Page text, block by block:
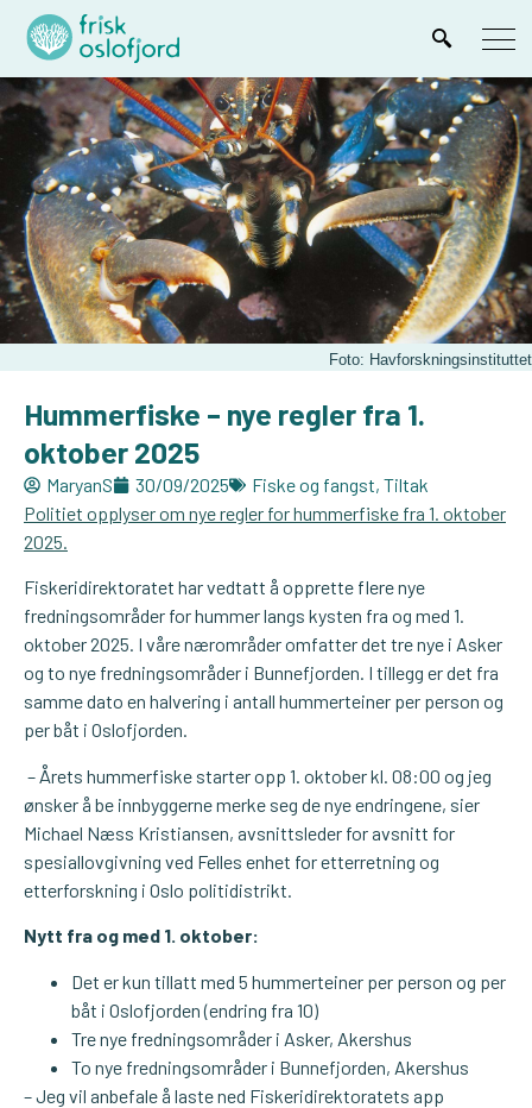
Foto: Havforskningsinstituttet
Hummerfiske – nye regler fra 1.
oktober 2025
MaryanS 30/09/2025 Fiske og fangst, Tiltak
Politiet opplyser om nye regler for hummerfiske fra 1. oktober
2025.
Fiskeridirektoratet har vedtatt å opprette flere nye
fredningsområder for hummer langs kysten fra og med 1.
oktober 2025. I våre nærområder omfatter det tre nye i Asker
og to nye fredningsområder i Bunnefjorden. I tillegg er det fra
samme dato en halvering i antall hummerteiner per person og
per båt i Oslofjorden.
– Årets hummerfiske starter opp 1. oktober kl. 08:00 og jeg
ønsker å be innbyggerne merke seg de nye endringene, sier
Michael Næss Kristiansen, avsnittsleder for avsnitt for
spesiallovgivning ved Felles enhet for etterretning og
etterforskning i Oslo politidistrikt.
Nytt fra og med 1. oktober:
Det er kun tillatt med 5 hummerteiner per person og per
båt i Oslofjorden (endring fra 10)
Tre nye fredningsområder i Asker, Akershus
To nye fredningsområder i Bunnefjorden, Akershus
– Jeg vil anbefale å laste ned Fiskeridirektoratets app